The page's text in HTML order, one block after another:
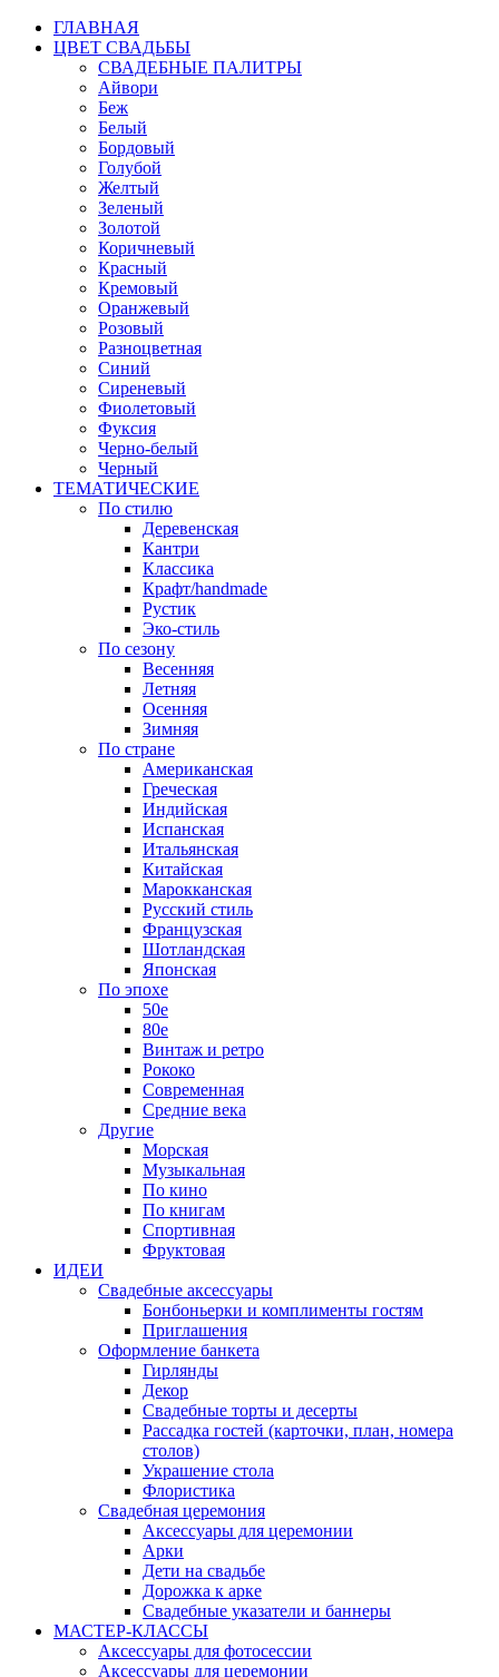
ГЛАВНАЯ
ЦВЕТ СВАДЬБЫ
СВАДЕБНЫЕ ПАЛИТРЫ
Айвори
Беж
Белый
Бордовый
Голубой
Желтый
Зеленый
Золотой
Коричневый
Красный
Кремовый
Оранжевый
Розовый
Разноцветная
Синий
Сиреневый
Фиолетовый
Фуксия
Черно-белый
Черный
ТЕМАТИЧЕСКИЕ
По стилю
Деревенская
Кантри
Классика
Крафт/handmade
Рустик
Эко-стиль
По сезону
Весенняя
Летняя
Осенняя
Зимняя
По стране
Американская
Греческая
Индийская
Испанская
Итальянская
Китайская
Марокканская
Русский стиль
Французская
Шотландская
Японская
По эпохе
50е
80е
Винтаж и ретро
Рококо
Современная
Средние века
Другие
Морская
Музыкальная
По кино
По книгам
Спортивная
Фруктовая
ИДЕИ
Свадебные аксессуары
Бонбоньерки и комплименты гостям
Приглашения
Оформление банкета
Гирлянды
Декор
Свадебные торты и десерты
Рассадка гостей (карточки, план, номера
столов)
Украшение стола
Флористика
Свадебная церемония
Аксессуары для церемонии
Арки
Дети на свадьбе
Дорожка к арке
Свадебные указатели и баннеры
МАСТЕР-КЛАССЫ
Аксессуары для фотосессии
Аксессуары для церемонии